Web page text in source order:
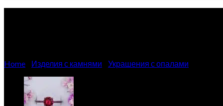
Home Изделия с камнями Украшения с опалами